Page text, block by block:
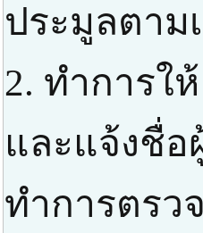
ประมูลตาม
2. ทำการใ
และแจ้งชื่อ
ทำการตรว